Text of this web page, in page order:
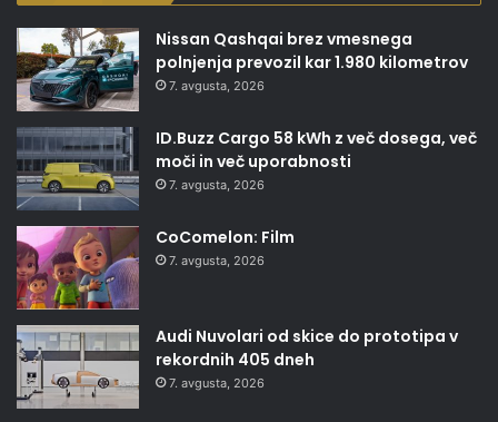
Nissan Qashqai brez vmesnega
polnjenja prevozil kar 1.980 kilometrov
7. avgusta, 2026
ID.Buzz Cargo 58 kWh z več dosega, več
moči in več uporabnosti
7. avgusta, 2026
CoComelon: Film
7. avgusta, 2026
Audi Nuvolari od skice do prototipa v
rekordnih 405 dneh
7. avgusta, 2026